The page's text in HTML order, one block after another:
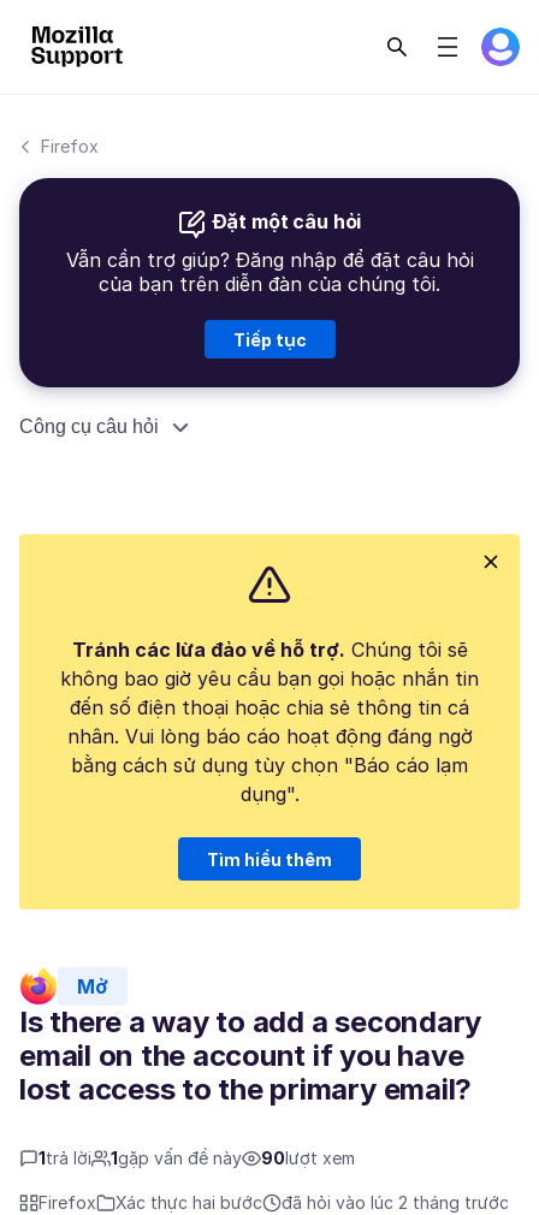
Firefox
Đặt một câu hỏi
Vẫn cần trợ giúp? Đăng nhập để đặt câu hỏi
của bạn trên diễn đàn của chúng tôi.
Tiếp tục
Công cụ câu hỏi
Tránh các lừa đảo về hỗ trợ. Chúng tôi sẽ
không bao giờ yêu cầu bạn gọi hoặc nhắn tin
đến số điện thoại hoặc chia sẻ thông tin cá
nhân. Vui lòng báo cáo hoạt động đáng ngờ
bằng cách sử dụng tùy chọn "Báo cáo lạm
dụng".
Tìm hiểu thêm
Mở
Is there a way to add a secondary
email on the account if you have
lost access to the primary email?
1trả lời 1gặp vấn đề này 90lượt xem
Firefox Xác thực hai bước
đã hỏi vào lúc 2 tháng trước